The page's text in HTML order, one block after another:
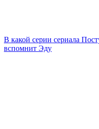
В какой серии сериала
вспомнит Эду